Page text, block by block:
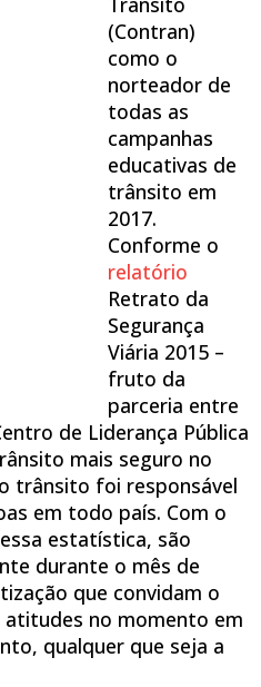
(Contran)
como o
norteador de
todas as
campanhas
educativas de
trânsito em
2017.
Conforme o
relatório
Retrato da
Segurança
Viária 2015 –
fruto da
parceria entre
de Liderança Pública
mais seguro no
trânsito foi responsável
em todo país. Com o
estatística, são
durante o mês de
que convidam o
atitudes no momento em
qualquer que seja a